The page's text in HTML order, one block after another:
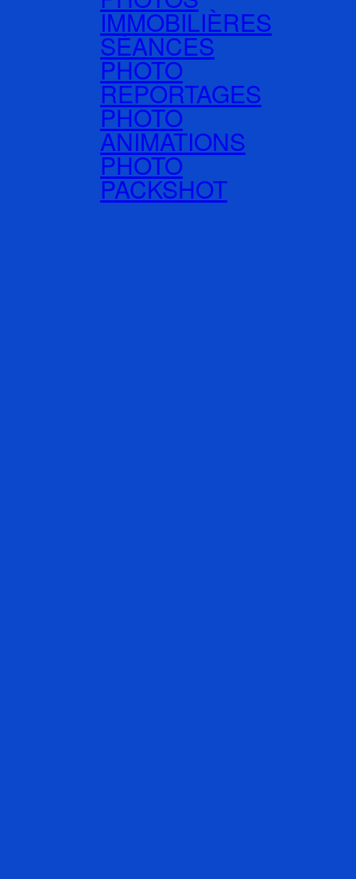
IMMOBILIÈRES
SÉANCES
PHOTO
REPORTAGES
PHOTO
ANIMATIONS
PHOTO
PACKSHOT